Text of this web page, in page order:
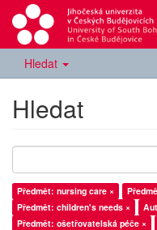
Hledat
Hledat
Předmět: nursing care ×
Předmět: children's needs ×
Předmět: ošetřovatelská péče ×